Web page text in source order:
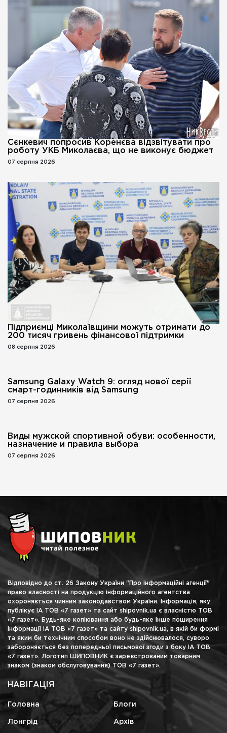
Сєнкевич попросив Коренєва відзвітувати про
роботу УКБ Миколаєва, що не виконує бюджет
07 серпня 2026
Підприємці Миколаївщини можуть отримати до
200 тисяч гривень фінансової підтримки
08 серпня 2026
Samsung Galaxy Watch 9: огляд нової серії
смарт-годинників від Samsung
07 серпня 2026
Виды мужской спортивной обуви: особенности,
назначение и правила выбора
07 серпня 2026
Відповідно до ст. 26 Закону України "Про інформаційні агенції"
право власності на продукцію інформаційного агентства
охороняється чинним законодавством України. Інформація, яку
публікує ІА ТОВ «7 газет» та сайт shipovnik.ua є власністю ТОВ
«7 газет». Будь-яке копіювання або будь-яке інше поширення
інформації ІА ТОВ «7 газет» та сайту shipovnik.ua, в якій би формі
та яким би технічним способом воно не здійснювалося, суворо
забороняється без попередньої письмової згоди з боку ІА ТОВ
«7 газет». Логотип ШИПОВНИК є зареєстрованим товарним
знаком (знаком обслуговування) ТОВ «7 газет».
НАВІГАЦІЯ
Головна Блоги
Лонгрід Архів